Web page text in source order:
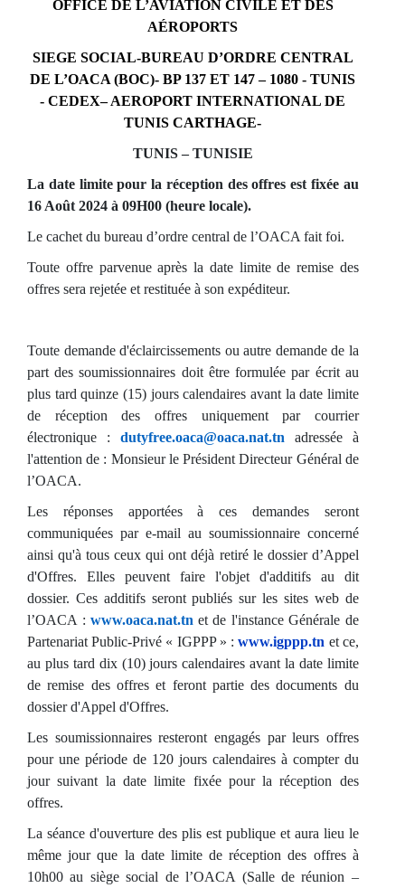
OFFICE DE L’AVIATION CIVILE ET DES
AÉROPORTS
SIEGE SOCIAL-BUREAU D’ORDRE CENTRAL
DE L’OACA (BOC)- BP 137 ET 147 – 1080 - TUNIS
- CEDEX– AEROPORT INTERNATIONAL DE
TUNIS CARTHAGE-
TUNIS – TUNISIE
La date limite pour la réception des offres est fixée au
16 Août 2024 à 09H00 (heure locale).
Le cachet du bureau d’ordre central de l’OACA fait foi.
Toute offre parvenue après la date limite de remise des
offres sera rejetée et restituée à son expéditeur.
Toute demande d'éclaircissements ou autre demande de la
part des soumissionnaires doit être formulée par écrit au
plus tard quinze (15) jours calendaires avant la date limite
de réception des offres uniquement par courrier
électronique :dutyfree.oaca@oaca.nat.tn
adressée à
l'attention de : Monsieur le Président Directeur Général de
l’OACA.
Les réponses apportées à ces demandes seront
communiquées par e-mail au soumissionnaire concerné
ainsi qu'à tous ceux qui ont déjà retiré le dossier d’Appel
d'Offres. Elles peuvent faire l'objet d'additifs au dit
dossier. Ces additifs seront publiés sur les sites web de
l’OACA :www.oaca.nat.tn et de l'instance Générale de
Partenariat Public-Privé « IGPPP » :www.igppp.tn et ce,
au plus tard dix (10) jours calendaires avant la date limite
de remise des offres et feront partie des documents du
dossier d'Appel d'Offres.
Les soumissionnaires resteront engagés par leurs offres
pour une période de 120 jours calendaires à compter du
jour suivant la date limite fixée pour la réception des
offres.
La séance d'ouverture des plis est publique et aura lieu le
même jour que la date limite de réception des offres à
10h00 au siège social de l’OACA (Salle de réunion –